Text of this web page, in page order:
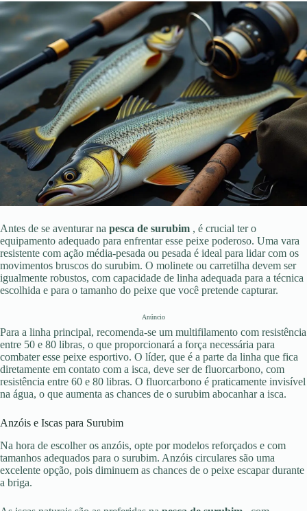
Antes de se aventurar na pesca de surubim , é crucial ter o
equipamento adequado para enfrentar esse peixe poderoso. Uma vara
resistente com ação média-pesada ou pesada é ideal para lidar com os
movimentos bruscos do surubim. O molinete ou carretilha devem ser
igualmente robustos, com capacidade de linha adequada para a técnica
escolhida e para o tamanho do peixe que você pretende capturar.
Anúncio
Para a linha principal, recomenda-se um multifilamento com resistência
entre 50 e 80 libras, o que proporcionará a força necessária para
combater esse peixe esportivo. O líder, que é a parte da linha que fica
diretamente em contato com a isca, deve ser de fluorcarbono, com
resistência entre 60 e 80 libras. O fluorcarbono é praticamente invisível
na água, o que aumenta as chances de o surubim abocanhar a isca.
Anzóis e Iscas para Surubim
Na hora de escolher os anzóis, opte por modelos reforçados e com
tamanhos adequados para o surubim. Anzóis circulares são uma
excelente opção, pois diminuem as chances de o peixe escapar durante
a briga.